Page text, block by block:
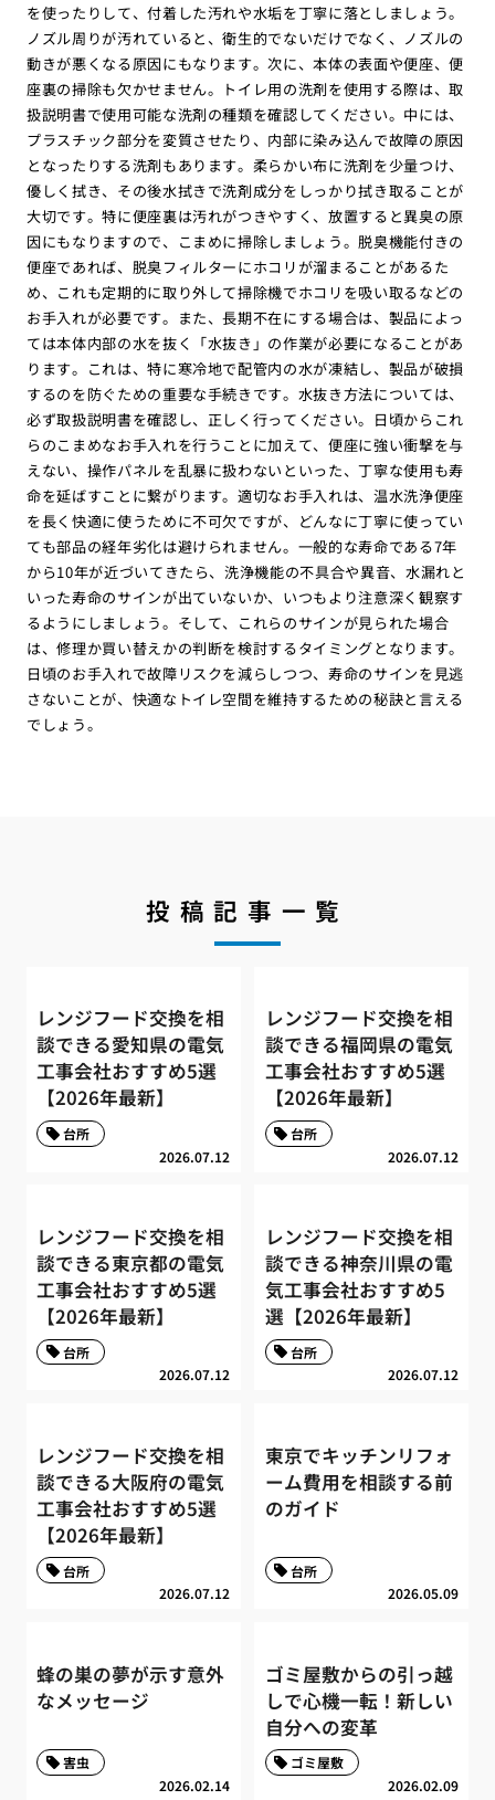
を使ったりして、付着した汚れや水垢を丁寧に落としましょう。
ノズル周りが汚れていると、衛生的でないだけでなく、ノズルの
動きが悪くなる原因にもなります。次に、本体の表面や便座、便
座裏の掃除も欠かせません。トイレ用の洗剤を使用する際は、取
扱説明書で使用可能な洗剤の種類を確認してください。中には、
プラスチック部分を変質させたり、内部に染み込んで故障の原因
となったりする洗剤もあります。柔らかい布に洗剤を少量つけ、
優しく拭き、その後水拭きで洗剤成分をしっかり拭き取ることが
大切です。特に便座裏は汚れがつきやすく、放置すると異臭の原
因にもなりますので、こまめに掃除しましょう。脱臭機能付きの
便座であれば、脱臭フィルターにホコリが溜まることがあるた
め、これも定期的に取り外して掃除機でホコリを吸い取るなどの
お手入れが必要です。また、長期不在にする場合は、製品によっ
ては本体内部の水を抜く「水抜き」の作業が必要になることがあ
ります。これは、特に寒冷地で配管内の水が凍結し、製品が破損
するのを防ぐための重要な手続きです。水抜き方法については、
必ず取扱説明書を確認し、正しく行ってください。日頃からこれ
らのこまめなお手入れを行うことに加えて、便座に強い衝撃を与
えない、操作パネルを乱暴に扱わないといった、丁寧な使用も寿
命を延ばすことに繋がります。適切なお手入れは、温水洗浄便座
を長く快適に使うために不可欠ですが、どんなに丁寧に使ってい
ても部品の経年劣化は避けられません。一般的な寿命である7年
から10年が近づいてきたら、洗浄機能の不具合や異音、水漏れと
いった寿命のサインが出ていないか、いつもより注意深く観察す
るようにしましょう。そして、これらのサインが見られた場合
は、修理か買い替えかの判断を検討するタイミングとなります。
日頃のお手入れで故障リスクを減らしつつ、寿命のサインを見逃
さないことが、快適なトイレ空間を維持するための秘訣と言える
でしょう。
投稿記事一覧
レンジフード交換を相
談できる愛知県の電気
工事会社おすすめ5選
【2026年最新】
2026.07.12
台所
レンジフード交換を相
談できる福岡県の電気
工事会社おすすめ5選
【2026年最新】
2026.07.12
台所
レンジフード交換を相
談できる東京都の電気
工事会社おすすめ5選
【2026年最新】
2026.07.12
台所
レンジフード交換を相
談できる神奈川県の電
気工事会社おすすめ5
選【2026年最新】
2026.07.12
台所
レンジフード交換を相
談できる大阪府の電気
工事会社おすすめ5選
【2026年最新】
2026.07.12
台所
東京でキッチンリフォ
ーム費用を相談する前
のガイド
2026.05.09
台所
蜂の巣の夢が示す意外
なメッセージ
2026.02.14
害虫
ゴミ屋敷からの引っ越
しで心機一転！新しい
自分への変革
2026.02.09
ゴミ屋敷